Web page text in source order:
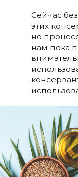
Сейчас
этих
но
нам пока